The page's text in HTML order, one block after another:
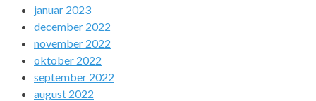
januar 2023
december 2022
november 2022
oktober 2022
september 2022
august 2022